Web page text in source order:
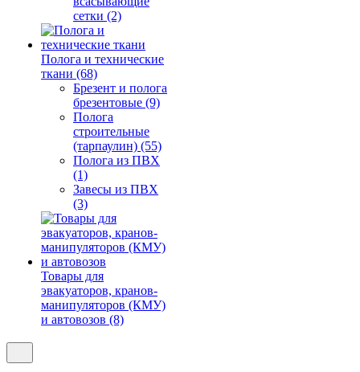
сетки (2)
Полога и технические
ткани (68)
Брезент и полога
брезентовые (9)
Полога
строительные
(тарпаулин) (55)
Полога из ПВХ
(1)
Завесы из ПВХ
(3)
Товары для
эвакуаторов, кранов-
манипуляторов (КМУ)
и автовозов (8)